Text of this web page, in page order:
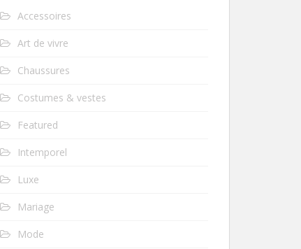
Accessoires
Art de vivre
Chaussures
Costumes & vestes
Featured
Intemporel
Luxe
Mariage
Mode